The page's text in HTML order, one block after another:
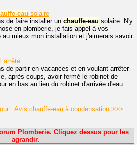
eau solaire
de faire installer un chauffe-eau solaire. N'y
en plomberie, je fais appel à vos
mieux mon installation et j'aimerais savoir
arrêté
de partir en vacances et en voulant arrêter
après coups, avoir fermé le robinet de
en bas au lieu du robinet d'arrivée d'eau.
: Avis chauffe-eau à condensation >>>
Plomberie. Cliquez dessus pour les
agrandir.